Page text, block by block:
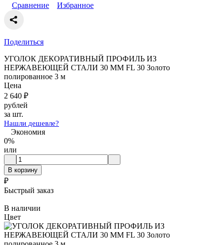
Сравнение Избранное
Поделиться
УГОЛОК ДЕКОРАТИВНЫЙ ПРОФИЛЬ ИЗ
НЕРЖАВЕЮЩЕЙ СТАЛИ 30 ММ FL 30 Золото
полированное 3 м
Цена
2 640 ₽
рублей
за шт.
Нашли дешевле?
Экономия
0%
или
В корзину
₽
Быстрый заказ
В наличии
Цвет